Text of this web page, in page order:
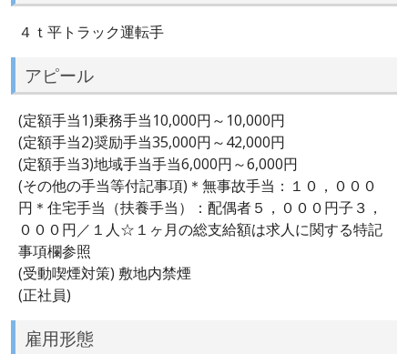
４ｔ平トラック運転手
アピール
(定額手当1)乗務手当10,000円～10,000円
(定額手当2)奨励手当35,000円～42,000円
(定額手当3)地域手当手当6,000円～6,000円
(その他の手当等付記事項)＊無事故手当：１０，０００
円＊住宅手当（扶養手当）：配偶者５，０００円子３，
０００円／１人☆１ヶ月の総支給額は求人に関する特記
事項欄参照
(受動喫煙対策) 敷地内禁煙
(正社員)
雇用形態